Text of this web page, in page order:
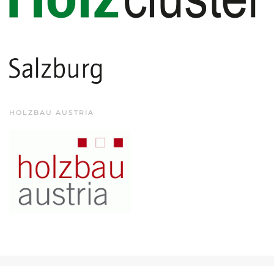
HOLZBAU AUSTRIA